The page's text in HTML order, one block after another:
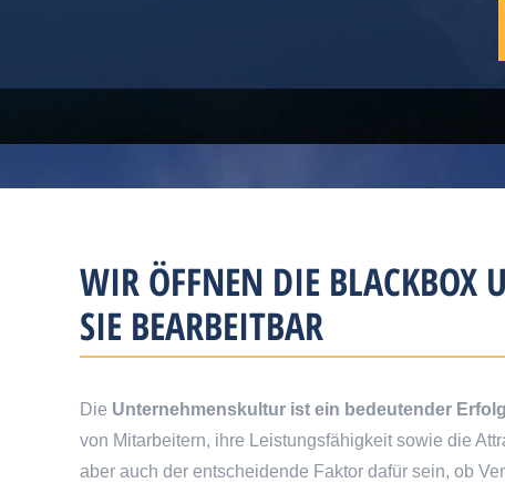
WIR ÖFFNEN DIE BLACKBOX
SIE BEARBEITBAR
Die Unternehmenskultur ist ein bedeutender
von Mitarbeitern, ihre Leistungsfähigkeit sowie die
aber auch der entscheidende Faktor dafür sein, ob